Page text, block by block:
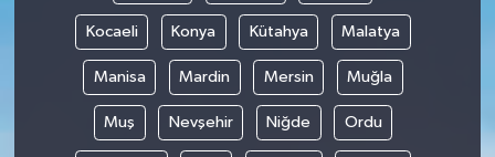
Kocaeli Konya Kütahya Malatya
Manisa Mardin Mersin Muğla
Muş Nevşehir Niğde Ordu